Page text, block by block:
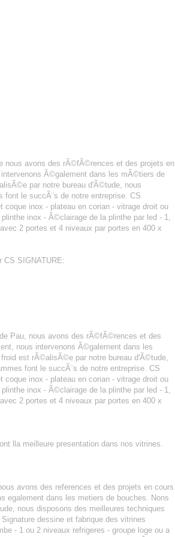
nous avons des rÃ©fÃ©rences et des projets en
Ã©galement dans les mÃ©tiers de
par notre bureau d'Ã©tude, nous
le succÃ¨s de notre entreprise. CS
inox - plateau en corian - vitrage droit ou
inox - Ã©clairage de la plinthe par led - 1,
2 portes et 4 niveaux par portes en 400 x
CS SIGNATURE:
Pau, nous avons des rÃ©fÃ©rences et des
nous intervenons Ã©galement dans les
est rÃ©alisÃ©e par notre bureau d'Ã©tude,
font le succÃ¨s de notre entreprise. CS
inox - plateau en corian - vitrage droit ou
inox - Ã©clairage de la plinthe par led - 1,
2 portes et 4 niveaux par portes en 400 x
lla meilleure presentation dans nos vitrines.
avons des references et des projets en cours
egalement dans les metiers de bouches. Nons
nous disposons des meilleures techniques
dessine et fabrique des vitrines
- 1 ou 2 niveaux refrigeres - groupe loge ou a